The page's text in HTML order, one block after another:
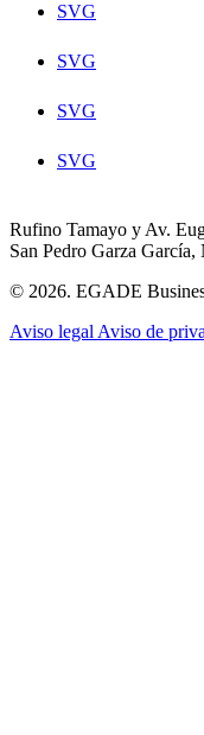
SVG
SVG
SVG
SVG
Rufino Tamayo y Av.
San Pedro Garza García,
© 2026. EGADE
Aviso legal Aviso de